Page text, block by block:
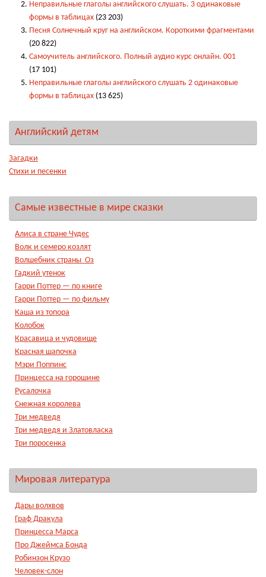
Неправильные глаголы английского слушать. 3 одинаковые
формы в таблицах (23 203)
Песня Солнечный круг на английском. Короткими фрагментами
(20 822)
Самоучитель английского. Полный аудио курс онлайн. 001
(17 101)
Неправильные глаголы английского слушать 2 одинаковые
формы в таблицах (13 625)
Английский детям
Загадки
Стихи и песенки
Самые известные в мире сказки
Алиса в стране Чудес
Волк и семеро козлят
Волшебник страны Оз
Гадкий утенок
Гарри Поттер — по книге
Гарри Поттер — по фильму
Каша из топора
Колобок
Красавица и чудовище
Красная шапочка
Мэри Поппинс
Принцесса на горошине
Русалочка
Снежная королева
Три медведя
Три медведя и Златовласка
Три поросенка
Мировая литература
Дары волхвов
Граф Дракула
Принцесса Марса
Про Джеймса Бонда
Робинзон Крузо
Человек-слон